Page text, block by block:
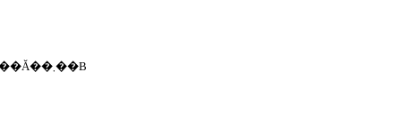
�R���^�b�N�X�s�R�ŉƑ��ʐ^�����ς��B���Ă��܂��B